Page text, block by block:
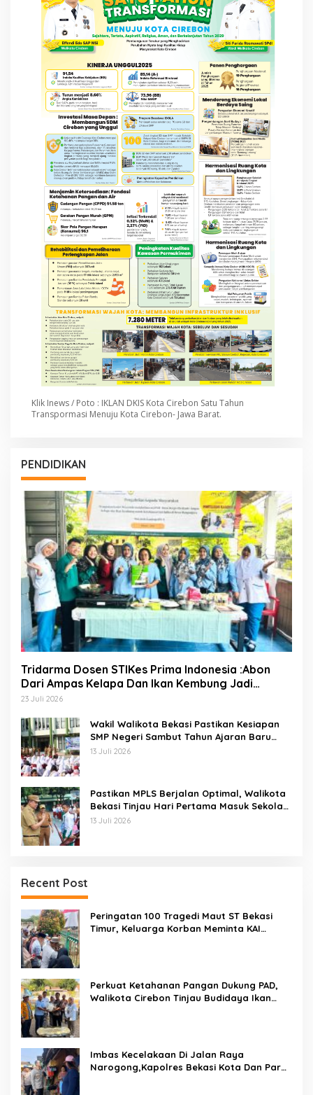
Klik Inews / Poto : IKLAN DKIS Kota Cirebon Satu Tahun
Transpormasi Menuju Kota Cirebon- Jawa Barat.
PENDIDIKAN
Tridarma Dosen STIKes Prima Indonesia :Abon
Dari Ampas Kelapa Dan Ikan Kembung Jadi
Inovasi PMT Balita Di Desa Mangunjaya Bekasi
23 Juli 2026
Wakil Walikota Bekasi Pastikan Kesiapan
SMP Negeri Sambut Tahun Ajaran Baru
2026
13 Juli 2026
Pastikan MPLS Berjalan Optimal, Walikota
Bekasi Tinjau Hari Pertama Masuk Sekolah
Di SMPN 12 Kota Bekasi
13 Juli 2026
Recent Post
Peringatan 100 Tragedi Maut ST Bekasi
Timur, Keluarga Korban Meminta KAI
Perkuat Ketahanan Pangan Dukung PAD,
Walikota Cirebon Tinjau Budidaya Ikan
Imbas Kecelakaan Di Jalan Raya
Narogong,Kapolres Bekasi Kota Dan Para